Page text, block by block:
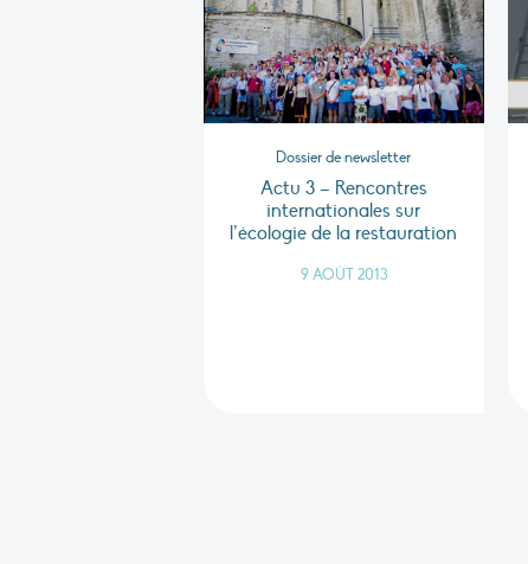
Dossier de newsletter
Actu 3 – Rencontres
internationales sur
l’écologie de la restauration
9 AOÛT 2013